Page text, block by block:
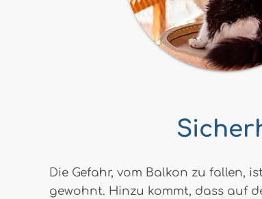
Die Gefahr, vom Balkon zu fallen,
gewohnt. Hinzu kommt, dass auf